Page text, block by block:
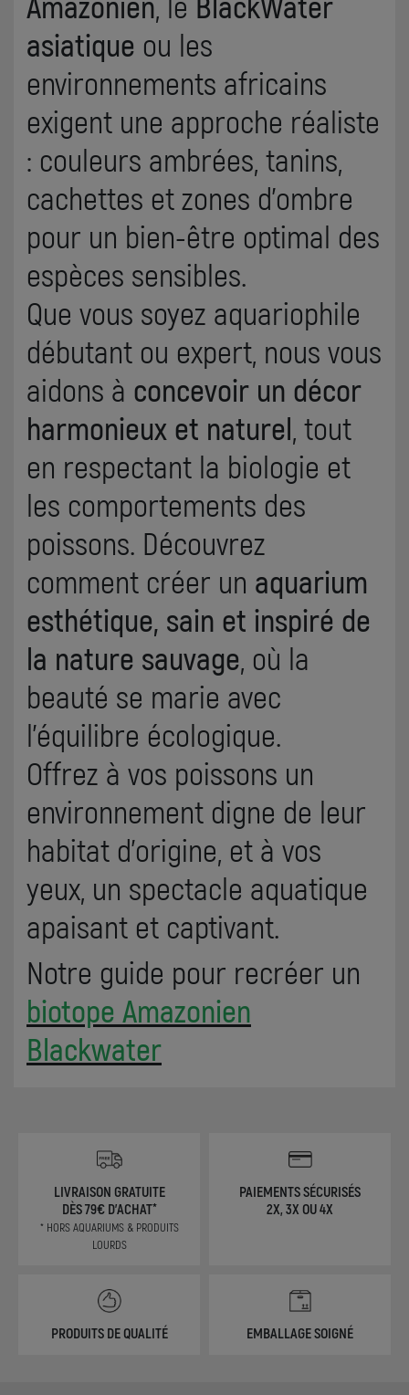
asiatique ou les
environnements africains
exigent une approche réaliste
: couleurs ambrées, tanins,
cachettes et zones d’ombre
pour un bien-être optimal des
espèces sensibles.
Que vous soyez aquariophile
débutant ou expert, nous vous
aidons à concevoir un décor
harmonieux et naturel , tout
en respectant la biologie et
les comportements des
poissons. Découvrez
comment créer un aquarium
esthétique, sain et inspiré de
la nature sauvage , où la
beauté se marie avec
l’équilibre écologique.
Offrez à vos poissons un
environnement digne de leur
habitat d’origine, et à vos
yeux, un spectacle aquatique
apaisant et captivant.
Notre guide pour recréer un
biotope Amazonien
Blackwater
LIVRAISON GRATUITE
DÈS 79€ D'ACHAT*
* HORS AQUARIUMS & PRODUITS
LOURDS
PAIEMENTS SÉCURISÉS
2X, 3X OU 4X
PRODUITS DE QUALITÉ EMBALLAGE SOIGNÉ